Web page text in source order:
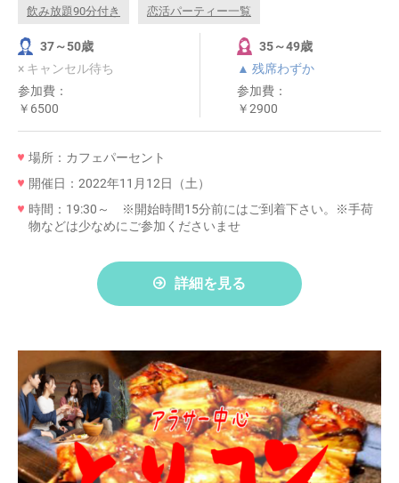
飲み放題90分付き 恋活パーティー一覧
37～50歳
× キャンセル待ち
参加費：
￥6500
35～49歳
▲ 残席わずか
参加費：
￥2900
場所：カフェパーセント
開催日：2022年11月12日（土）
時間：19:30～ ※開始時間15分前にはご到着下さい。※手荷
物などは少なめにご参加くださいませ
詳細を見る